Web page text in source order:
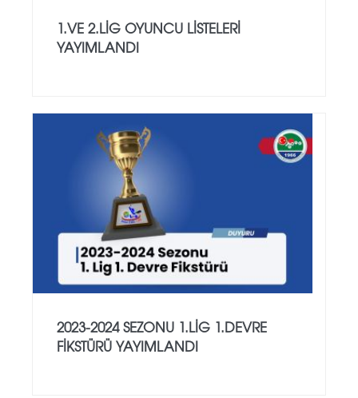
1.VE 2.LIG OYUNCU LISTELERI
YAYIMLANDI
2023-2024 SEZONU 1.LIG 1.DEVRE
FIKSTÜRÜ YAYIMLANDI